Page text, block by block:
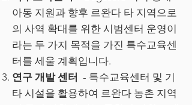
아동 지원과 향후 르완다 타 지역으로
의 사역 확대를 위한 시범센터 운영이
라는 두 가지 목적을 가진 특수교육센
터를 세울 계획입니다.
연구 개발 센터 - 특수교육센터 및 기
타 시설을 활용하여 르완다 농촌 지역